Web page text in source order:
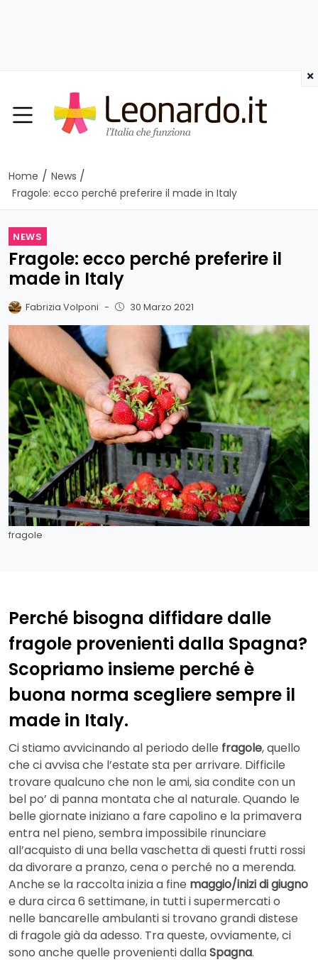
Home / News /
Fragole: ecco perché preferire il made in Italy
NEWS
Fragole: ecco perché preferire il
made in Italy
Fabrizia Volponi - 30 Marzo 2021
fragole
Perché bisogna diffidare dalle
fragole provenienti dalla Spagna?
Scopriamo insieme perché è
buona norma scegliere sempre il
made in Italy.
Ci stiamo avvicinando al periodo delle fragole, quello
che ci avvisa che l’estate sta per arrivare. Difficile
trovare qualcuno che non le ami, sia condite con un
bel po’ di panna montata che al naturale. Quando le
belle giornate iniziano a fare capolino e la primavera
entra nel pieno, sembra impossibile rinunciare
all’acquisto di una bella vaschetta di questi frutti rossi
da divorare a pranzo, cena o perché no a merenda.
Anche se la raccolta inizia a fine maggio/inizi di giugno
e dura circa 6 settimane, in tutti i supermercati o
nelle bancarelle ambulanti si trovano grandi distese
di fragole già da adesso. Tra queste, ovviamente, ci
sono anche quelle provenienti dallaSpagna.
×